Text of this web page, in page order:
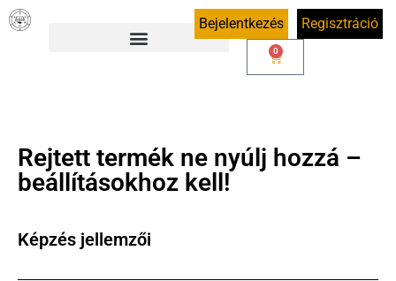
Bejelentkezés Regisztráció
0
Rejtett termék ne nyúlj hozzá –
beállításokhoz kell!
Képzés jellemzői